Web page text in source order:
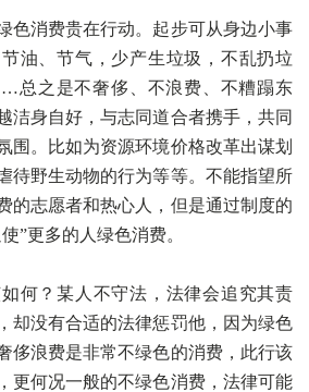
消费贵在行动。起步可从身边小事
油、节气，少产生垃圾，不乱扔垃
总之是不奢侈、不浪费、不糟蹋东
洁身自好，与志同道合者携手，共同
围。比如为资源环境价格改革出谋划
待野生动物的行为等等。不能指望所
的志愿者和热心人，但是通过制度的
”更多的人绿色消费。
？某人不守法，法律会追究其责
却没有合适的法律惩罚他，因为绿色
侈浪费是非常不绿色的消费，此行该
更何况一般的不绿色消费，法律可能